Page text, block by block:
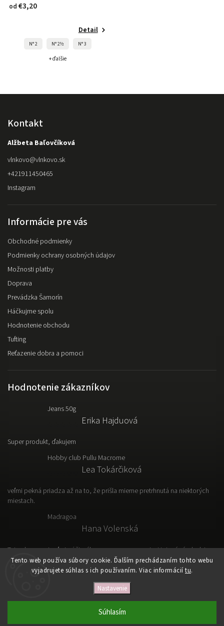
Tento web používa súbory cookie. Ďalším prechádzaním tohto webu
vyjadrujete súhlas s ich používaním. Viac informácií tu.
Nastavenie
Súhlasím
od €3,20
Detail
N° 2 N° 2½ N° 3
+ ďalšie
Kontakt
Alžbeta Baľovčíková
vlnkovo@vlnkovo.sk
+421911450465
Instagram
Informácie pre vás
Obchodné podmienky
Podmienky ochrany osobných údajov
Možnosti platby
Doprava
Prevádzka Šamorín
Háčkujme spolu
Hodnotenie obchodu
Tufting
Reťazenie dobra a pomoci
Hodnotenie zákazníkov
Jeans 50g
Erika Hajduová
Super produkt, ďakujem
Hobby club Pullu Macrome
Lea Tokárčiková
veľmi pekná priadza až na to, že prišla mierne pretrhnutá na niektorých
miestach.
Madragoa
Hana Volenská
Tato vlna sa mi veľmi páči, výborne sa s nou pracuje. Hotový výrobok je
ľahký, vzdušný a prakticky.
VLNKOVO
Upraviť nastavenie cookies